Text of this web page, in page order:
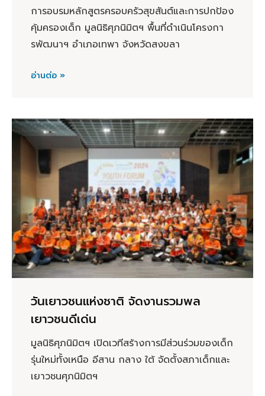
การอบรมหลักสูตรครอบครัวสุขสันต์และการปกป้อง
คุ้มครองเด็ก มูลนิธิศุภนิมิตฯ พื้นที่ดำเนินโครงกา
รพัฒนาฯ อำเภอเทพา จังหวัดสงขลา
อ่านต่อ »
วันเยาวชนแห่งชาติ จัดงานรวมพล
เยาวชนดีเด่น
มูลนิธิศุภนิมิตฯ เปิดเวทีสร้างการมีส่วนร่วมของเด็ก
รุ่นใหม่ทั้งเหนือ อีสาน กลาง ใต้ จัดตั้งสภาเด็กและ
เยาวชนศุภนิมิตฯ